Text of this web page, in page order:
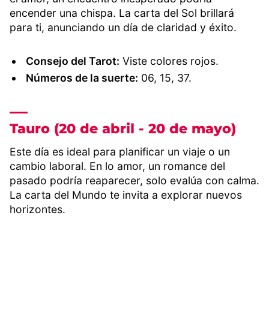
encender una chispa. La carta del Sol brillará
para ti, anunciando un día de claridad y éxito.
Consejo del Tarot: Viste colores rojos.
Números de la suerte: 06, 15, 37.
Tauro (20 de abril - 20 de mayo)
Este día es ideal para planificar un viaje o un
cambio laboral. En lo amor, un romance del
pasado podría reaparecer, solo evalúa con calma.
La carta del Mundo te invita a explorar nuevos
horizontes.